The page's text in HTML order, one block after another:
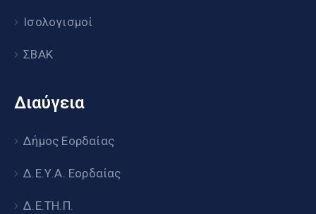
Ισολογισμοί
ΣΒΑΚ
Διαύγεια
Δήμος Εορδαίας
Δ.Ε.Υ.Α. Εορδαίας
Δ.Ε.ΤΗ.Π.